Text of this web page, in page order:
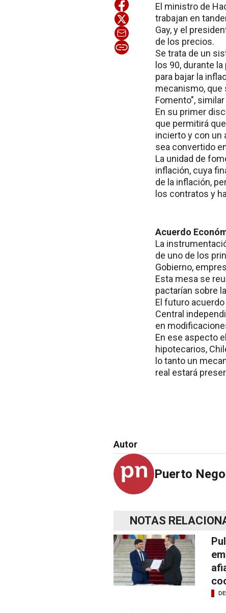
El ministro de
trabajan en
Gay, y el
de los precios.
Se trata de un
los 90, durante
para bajar la
mecanismo, que
Fomento",
En su primer
que permitirá
incierto y con un
sea convertido
La unidad de
inflación, cuya
de la inflación,
los contratos y
Acuerdo
La
de uno de los
Gobierno,
Esta mesa se
pactarían sobre
El futuro
Central
en
En ese aspecto
hipotecarios,
lo tanto un
real estará
Autor
Puerto
NOTAS